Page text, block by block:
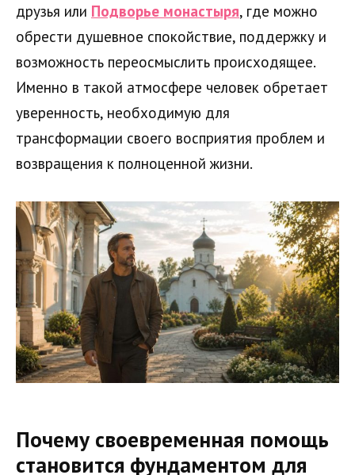
друзья или Подворье монастыря, где можно
обрести душевное спокойствие, поддержку и
возможность переосмыслить происходящее.
Именно в такой атмосфере человек обретает
уверенность, необходимую для
трансформации своего восприятия проблем и
возвращения к полноценной жизни.
Почему своевременная помощь
становится фундаментом для